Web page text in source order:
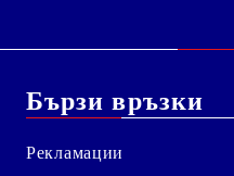
Бързи връзки
Рекламации